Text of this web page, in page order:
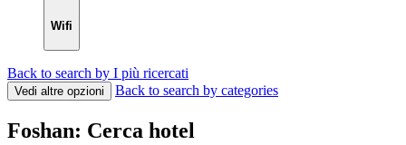
Wifi
Back to search by I più ricercati
Vedi altre opzioni Back to search by categories
Foshan: Cerca hotel